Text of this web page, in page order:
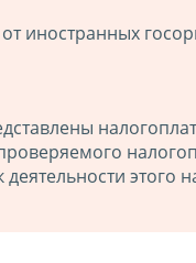
иностранных
этого